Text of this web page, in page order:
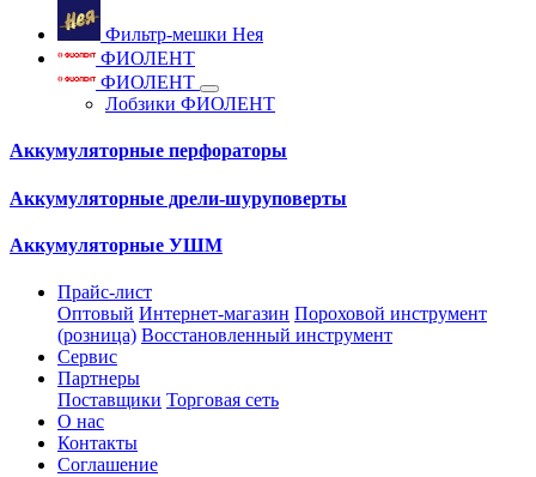
Фильтр-мешки Нея
ФИОЛЕНТ
ФИОЛЕНТ
Лобзики ФИОЛЕНТ
Аккумуляторные перфораторы
Аккумуляторные дрели-шуруповерты
Аккумуляторные УШМ
Прайс-лист
Оптовый Интернет-магазин Пороховой инструмент
(розница) Восстановленный инструмент
Сервис
Партнеры
Поставщики Торговая сеть
О нас
Контакты
Соглашение